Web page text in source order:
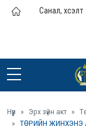
Үндсэн агуулга руу
Санал, хүсэлт
Нүүр Эрх зүйн акт
ТӨРИЙН ЖИНХЭНЭ